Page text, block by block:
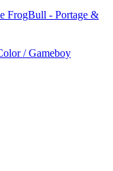
FrogBull - Portage &
/ Gameboy